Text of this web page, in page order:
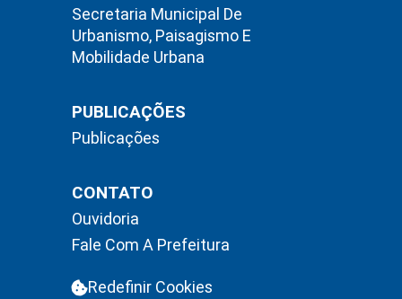
Secretaria Municipal De
Urbanismo, Paisagismo E
Mobilidade Urbana
PUBLICAÇÕES
Publicações
CONTATO
Ouvidoria
Fale Com A Prefeitura
Redefinir Cookies